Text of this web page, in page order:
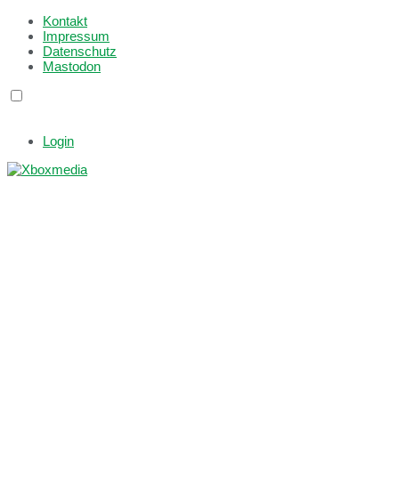
Kontakt
Impressum
Datenschutz
Mastodon
Login